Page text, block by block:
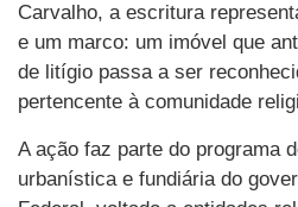
Carvalho, a escritura
e um marco: um imóvel que
de litígio passa a ser
pertencente à comunidade
A ação faz parte do programa
urbanística e fundiária do